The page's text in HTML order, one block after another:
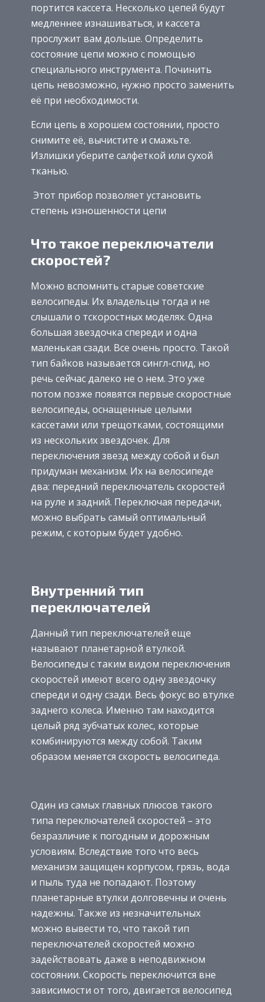
портится кассета. Несколько цепей будут
медленнее изнашиваться, и кассета
прослужит вам дольше. Определить
состояние цепи можно с помощью
специального инструмента. Починить
цепь невозможно, нужно просто заменить
её при необходимости.
Если цепь в хорошем состоянии, просто
снимите её, вычистите и смажьте.
Излишки уберите салфеткой или сухой
тканью.
Этот прибор позволяет установить
степень изношенности цепи
Что такое переключатели
скоростей?
Можно вспомнить старые советские
велосипеды. Их владельцы тогда и не
слышали о тскоростных моделях. Одна
большая звездочка спереди и одна
маленькая сзади. Все очень просто. Такой
тип байков называется сингл-спид, но
речь сейчас далеко не о нем. Это уже
потом позже появятся первые скоростные
велосипеды, оснащенные целыми
кассетами или трещотками, состоящими
из нескольких звездочек. Для
переключения звезд между собой и был
придуман механизм. Их на велосипеде
два: передний переключатель скоростей
на руле и задний. Переключая передачи,
можно выбрать самый оптимальный
режим, с которым будет удобно.
Внутренний тип
переключателей
Данный тип переключателей еще
называют планетарной втулкой.
Велосипеды с таким видом переключения
скоростей имеют всего одну звездочку
спереди и одну сзади. Весь фокус во втулке
заднего колеса. Именно там находится
целый ряд зубчатых колес, которые
комбинируются между собой. Таким
образом меняется скорость велосипеда.
Один из самых главных плюсов такого
типа переключателей скоростей – это
безразличие к погодным и дорожным
условиям. Вследствие того что весь
механизм защищен корпусом, грязь, вода
и пыль туда не попадают. Поэтому
планетарные втулки долговечны и очень
надежны. Также из незначительных
можно вывести то, что такой тип
переключателей скоростей можно
задействовать даже в неподвижном
состоянии. Скорость переключится вне
зависимости от того, двигается велосипед